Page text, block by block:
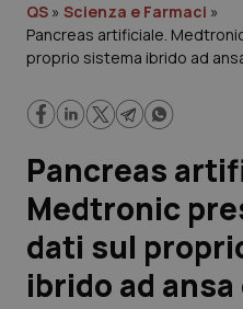
Governo e Parlamento
Regioni e Asl
Lavoro e Professioni
Scienza e Farmaci
Studi e Analisi
QS » Scienza e Farmaci »
Pancreas artificiale.
proprio sistema ibrido ad
Pancreas
Medtronic
dati sul
ibrido ad